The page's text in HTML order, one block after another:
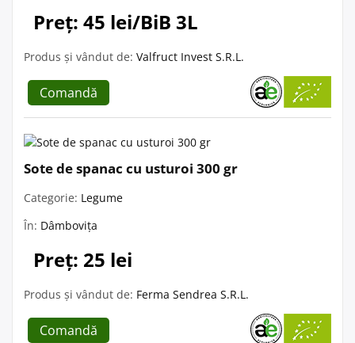
Preț: 45 lei/BiB 3L
Produs și vândut de: Valfruct Invest S.R.L.
Comandă
Sote de spanac cu usturoi 300 gr
Categorie: Legume
În: Dâmbovița
Preț: 25 lei
Produs și vândut de: Ferma Sendrea S.R.L.
Comandă